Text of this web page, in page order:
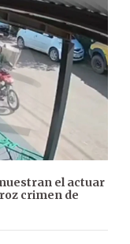
el actuar
crimen de